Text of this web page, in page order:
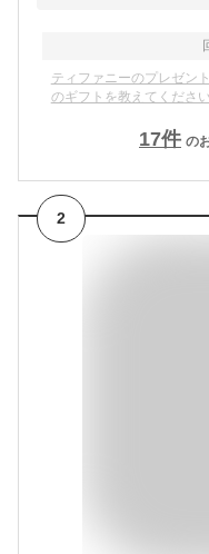
ティファニーのプレゼン
のギフトを教えてください
17件 の
2